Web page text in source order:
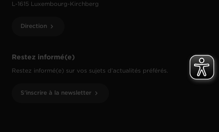
Restez informé(e)
Restez informé(e) sur vos sujets d’actualités préférés.
S'inscrire à la newsletter
L-1615 Luxembourg-Kirchberg
Direction